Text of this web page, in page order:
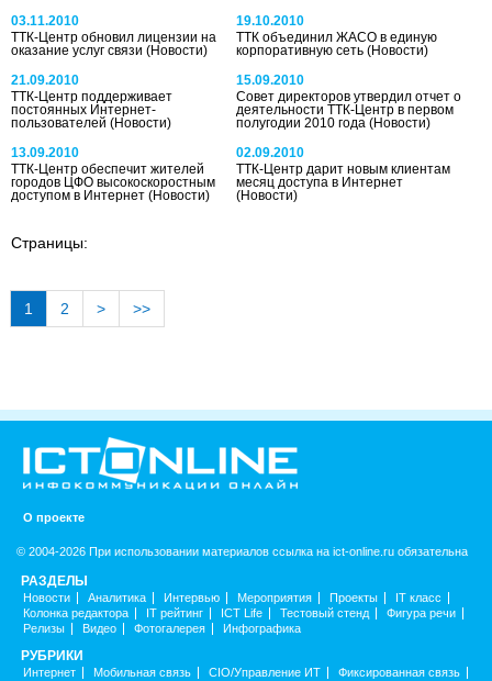
03.11.2010
ТТК-Центр обновил лицензии на
оказание услуг связи (Новости)
19.10.2010
ТТК объединил ЖАСО в единую
корпоративную сеть(Новости)
21.09.2010
ТТК-Центр поддерживает
постоянных Интернет-
пользователей (Новости)
15.09.2010
Совет директоров утвердил отчет о
деятельности ТТК-Центр в первом
полугодии 2010 года(Новости)
13.09.2010
ТТК-Центр обеспечит жителей
городов ЦФО высокоскоростным
доступом в Интернет (Новости)
02.09.2010
ТТК-Центр дарит новым клиентам
месяц доступа в Интернет
(Новости)
Страницы:
1 2 > >>
О проекте
© 2004-2026 При использовании материалов ссылка на ict-online.ru обязательна
РАЗДЕЛЫ
Новости Аналитика Интервью Мероприятия Проекты
IT класс
Колонка редактора
IT рейтинг ICT Life Тестовый стенд
Фигура речи
Релизы
Видео Фотогалерея Инфографика
РУБРИКИ
Интернет Мобильная связь CIO/Управление ИТ
Фиксированная связь